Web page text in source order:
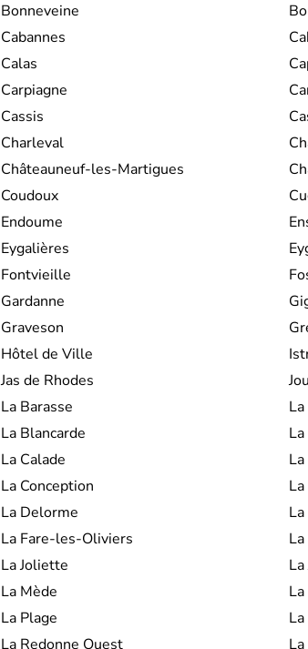
Bonneveine
Cabannes
Calas
Carpiagne
Cassis
Charleval
Châteauneuf-les-Martigues
Coudoux
Endoume
Eygalières
Fontvieille
Gardanne
Graveson
Hôtel de Ville
Jas de Rhodes
La Barasse
La Blancarde
La Calade
La Conception
La Delorme
La Fare-les-Oliviers
La Joliette
La Mède
La Plage
La Redonne Ouest